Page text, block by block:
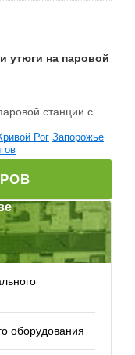
утюги на паровой
станции c
Рог Запорожье
оборудования